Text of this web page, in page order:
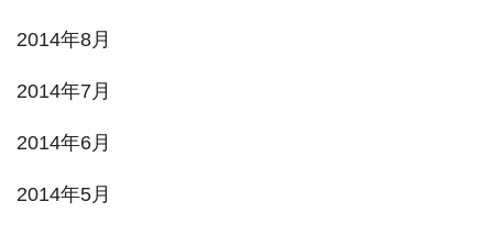
2014年8月
2014年7月
2014年6月
2014年5月